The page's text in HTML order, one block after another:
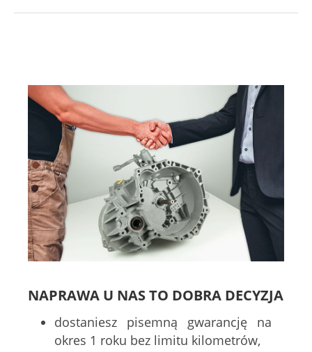
NAPRAWA U NAS TO DOBRA DECYZJA
dostaniesz pisemną gwarancję na
okres 1 roku bez limitu kilometrów,